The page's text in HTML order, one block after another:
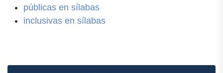
públicas en sílabas
inclusivas en sílabas